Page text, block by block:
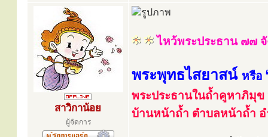
สาวิกาน้อย
ผู้จัดการ
ไหว้พระประธาน ๗๗
พระพุทธไสยาสน์ หรือ
พระประธานในถ้ำคูหาภิมุ
บ้านหน้าถ้ำ ตำบลหน้าถ้ำ อ